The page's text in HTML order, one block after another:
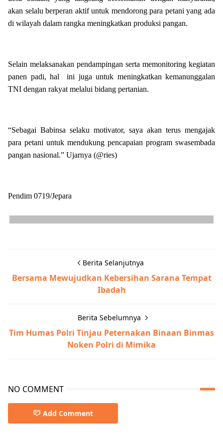
akan selalu berperan aktif untuk mendorong para petani yang ada
di wilayah dalam rangka meningkatkan produksi pangan.
Selain melaksanakan pendampingan serta memonitoring kegiatan
panen padi, hal ini juga untuk meningkatkan kemanunggalan
TNI dengan rakyat melalui bidang pertanian.
“Sebagai Babinsa selaku motivator, saya akan terus mengajak
para petani untuk mendukung pencapaian program swasembada
pangan nasional.” Ujarnya (@ries)
Pendim 0719/Jepara
Berita Selanjutnya
Bersama Mewujudkan Kebersihan Sarana Tempat
Ibadah
Berita Sebelumnya
Tim Humas Polri Tinjau Peternakan Binaan Binmas
Noken Polri di Mimika
NO COMMENT
Add Comment